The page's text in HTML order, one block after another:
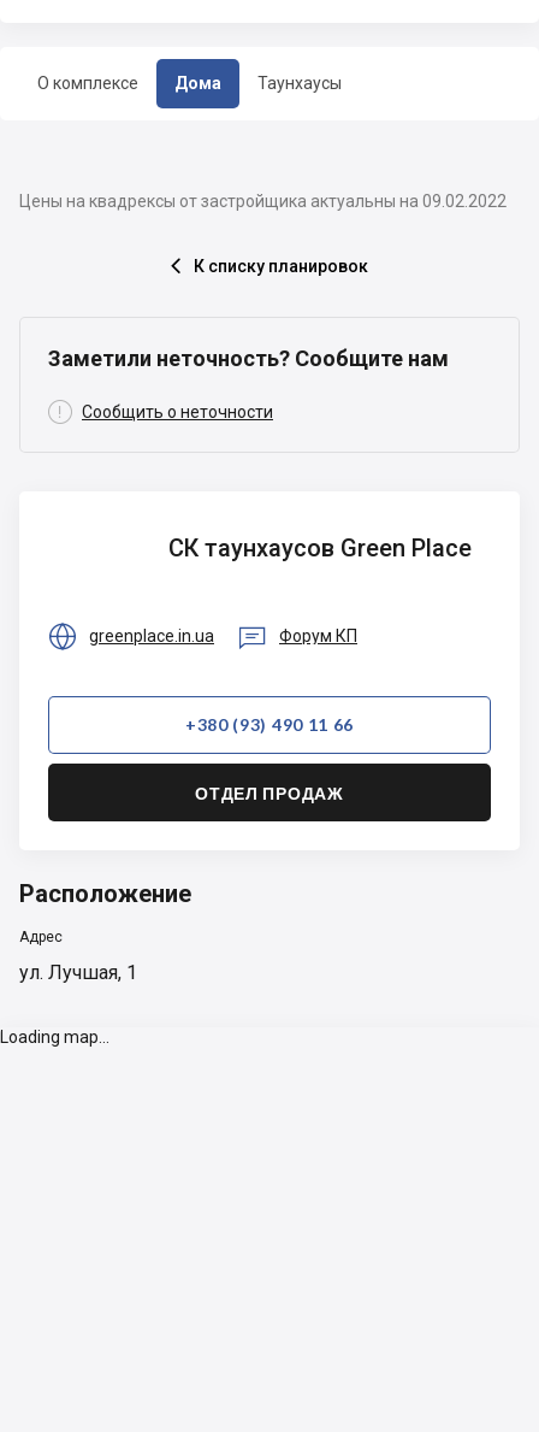
О комплексе Дома Таунхаусы
Цены на квадрексы от застройщика актуальны на 09.02.2022
 К списку планировок
Заметили неточность? Сообщите нам
 Сообщить о неточности
СК таунхаусов Green Place
 greenplace.in.ua  Форум КП
+380 (93) 490 11 66
ОТДЕЛ ПРОДАЖ
Расположение
Адрес
ул. Лучшая, 1
Loading map...